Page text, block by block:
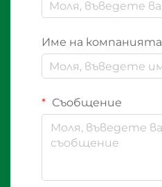
Име на компанията
Съобщение